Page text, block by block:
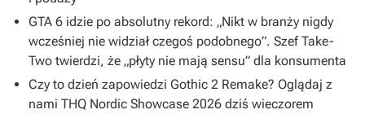
GTA 6 idzie po absolutny rekord: „Nikt w branży nigdy
wcześniej nie widział czegoś podobnego”. Szef Take-
Two twierdzi, że „płyty nie mają sensu” dla konsumenta
Czy to dzień zapowiedzi Gothic 2 Remake? Oglądaj z
nami THQ Nordic Showcase 2026 dziś wieczorem